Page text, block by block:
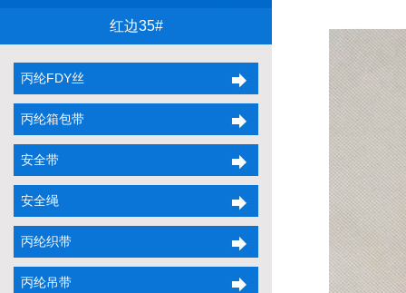
红边35#
丙纶FDY丝
丙纶箱包带
安全带
安全绳
丙纶织带
丙纶吊带